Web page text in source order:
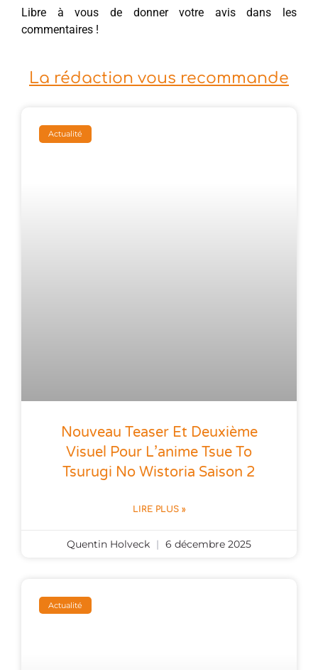
Libre à vous de donner votre avis dans les
commentaires !
La rédaction vous recommande
Actualité
Nouveau Teaser Et Deuxième
Visuel Pour L’anime Tsue To
Tsurugi No Wistoria Saison 2
LIRE PLUS »
Quentin Holveck 6 décembre 2025
Actualité